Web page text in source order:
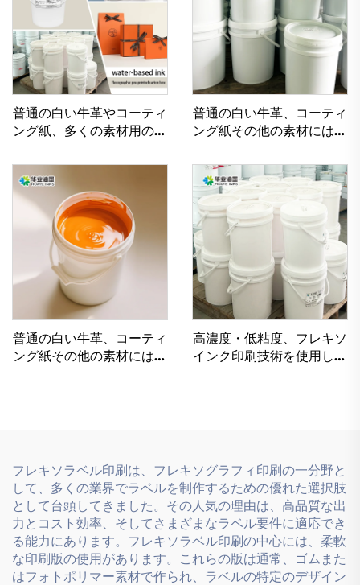
普通の白い牛革やコーティ
ング紙、多くの素材用の優
ク
普通の白い牛革、コーティ
ング紙その他の素材には、
用水性インクが使用可能で
す。
普通の白い牛革、コーティ
ング紙その他の素材には、
高濃度・低粘度、フレキソ
インク印刷技術を使用した
フレキソラベル印刷は、フレキソグラフィ印刷の一分野と
して、多くの業界でラベルを制作するための優れた選択肢
として台頭してきました。その人気の理由は、高品質な出
力とコスト効率、そしてさまざまなラベル要件に適応でき
る能力にあります。フレキソラベル印刷の中心には、柔軟
な印刷版の使用があります。これらの版は通常、ゴムまた
はフォトポリマー素材で作られ、ラベルの特定のデザイン